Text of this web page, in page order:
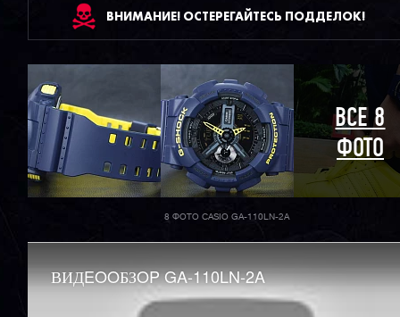
ВНИМАНИЕ! ОСТЕРЕГАЙТЕСЬ ПОДДЕЛОК!
ВСЕ 8
ФОТО
8 ФОТО CASIO GA-110LN-2A
ВИДEOOБЗOP GA-110LN-2A